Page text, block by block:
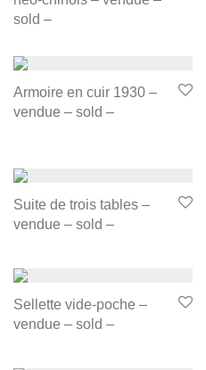
sold –
Armoire en cuir 1930 –
vendue – sold –
Suite de trois tables –
vendue – sold –
Sellette vide-poche –
vendue – sold –